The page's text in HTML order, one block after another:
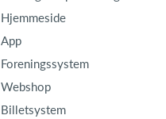
Hjemmeside
App
Foreningssystem
Webshop
Billetsystem